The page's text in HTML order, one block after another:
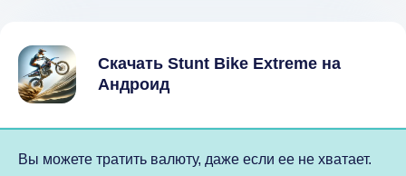
Скачать Stunt Bike Extreme на
Андроид
Вы можете тратить валюту, даже если ее не хватает.